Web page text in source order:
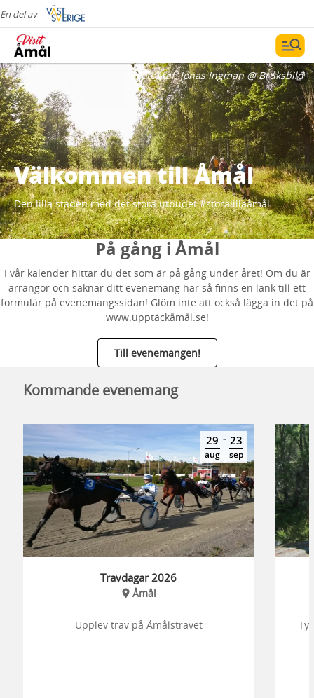
En del av
Välkommen till Åmål
Den lilla staden med det stora utbudet #storalillaåmål
Fotograf:Jonas Ingman @ Bruksbild
På gång i Åmål
I vår kalender hittar du det som är på gång under året! Om du är
arrangör och saknar ditt evenemang här så finns en länk till ett
formulär på evenemangssidan! Glöm inte att också lägga in det på
www.upptäckåmål.se!
Till evenemangen!
Kommande evenemang
29
aug
- 23
sep
Travdagar 2026
Åmål
Upplev trav på Åmålstravet